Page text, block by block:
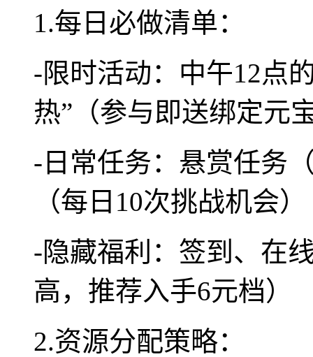
1.每日必做清单：
-限时活动：中午12点
热”（参与即送绑定元
-日常任务：悬赏任务
（每日10次挑战机会）
-隐藏福利：签到、在
高，推荐入手6元档）
2.资源分配策略：